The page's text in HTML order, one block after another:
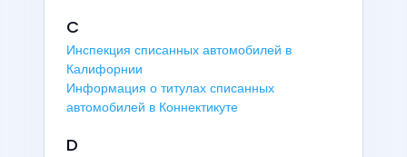
C
Инспекция списанных автомобилей в
Калифорнии
Информация о титулах списанных
автомобилей в Коннектикуте
D